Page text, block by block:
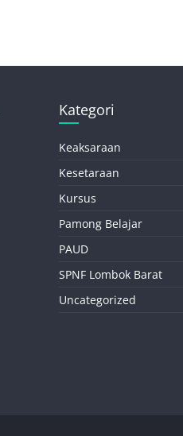
Kategori
Keaksaraan
Kesetaraan
Kursus
Pamong Belajar
PAUD
SPNF Lombok Barat
Uncategorized